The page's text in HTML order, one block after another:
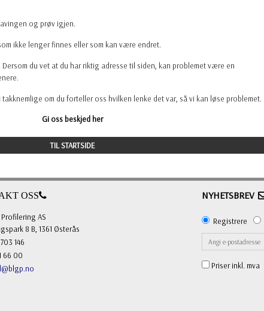
og prøv igjen.
ikke lenger finnes eller som kan være endret.
Dersom du vet at du har riktig adresse til siden, kan problemet være en
takknemlige om du forteller oss hvilken lenke det var, så vi kan løse problemet.
Gi oss beskjed her
TIL STARTSIDE
OSS
Profilering AS
8 B, 1361 Østerås
146
66 00
NYHETSBREV
Registrere
Priser inkl. mva